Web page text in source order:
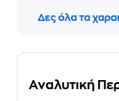
Δες όλα τα
Αναλυτική